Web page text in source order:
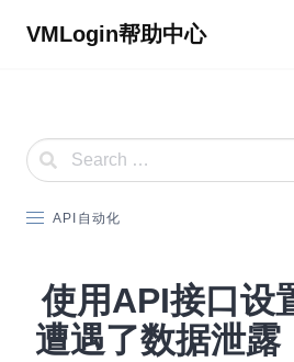
VMLogin帮助中心
API自动化
使用API接口设
遭遇了数据泄露